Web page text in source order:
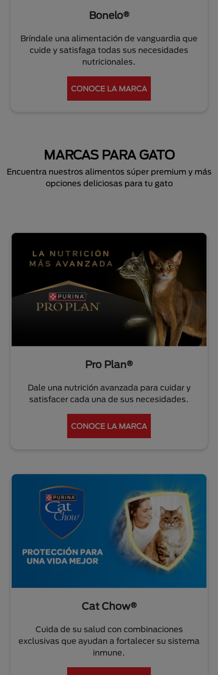
Bonelo®
Bríndale una alimentación de vanguardia que
cuide y satisfaga todas sus necesidades
nutricionales.
CONOCE LA MARCA
MARCAS PARA GATO
Encuentra nuestros alimentos súper premium y más
opciones deliciosas para tu gato
Pro Plan®
Dale una nutrición avanzada para cuidar y
satisfacer cada una de sus necesidades.
CONOCE LA MARCA
Cat Chow®
Cuida de su salud con combinaciones
exclusivas que ayudan a fortalecer su sistema
inmune.